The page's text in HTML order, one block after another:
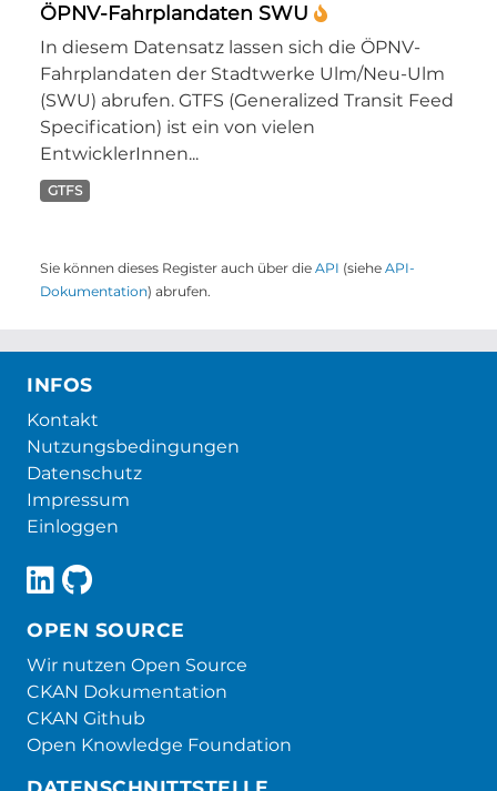
ÖPNV-Fahrplandaten SWU
In diesem Datensatz lassen sich die ÖPNV-
Fahrplandaten der Stadtwerke Ulm/Neu-Ulm
(SWU) abrufen. GTFS (Generalized Transit Feed
Specification) ist ein von vielen
EntwicklerInnen...
GTFS
Sie können dieses Register auch über die API (siehe API-
Dokumentation) abrufen.
INFOS
Kontakt
Nutzungsbedingungen
Datenschutz
Impressum
Einloggen
OPEN SOURCE
Wir nutzen Open Source
CKAN Dokumentation
CKAN Github
Open Knowledge Foundation